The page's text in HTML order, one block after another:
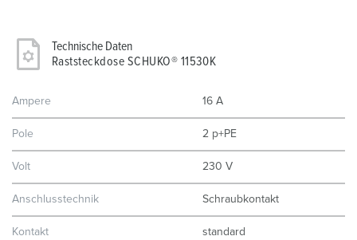
Technische Daten
Raststeckdose SCHUKO® 11530K
Ampere 16 A
Pole 2 p+PE
Volt 230 V
Anschlusstechnik Schraubkontakt
Kontakt standard